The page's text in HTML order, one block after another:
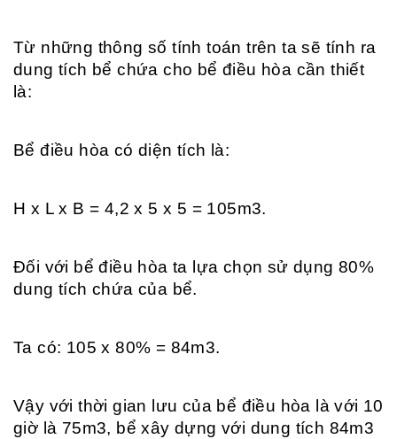
Từ những thông số tính toán trên ta sẽ tính ra
dung tích bể chứa cho bể điều hòa cần thiết
là:
Bể điều hòa có diện tích là:
H x L x B = 4,2 x 5 x 5 = 105m3.
Đối với bể điều hòa ta lựa chọn sử dụng 80%
dung tích chứa của bể.
Ta có: 105 x 80% = 84m3.
Vậy với thời gian lưu của bể điều hòa là với 10
giờ là 75m3, bể xây dựng với dung tích 84m3